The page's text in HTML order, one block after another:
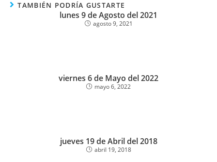
TAMBIÉN PODRÍA GUSTARTE
lunes 9 de Agosto del 2021
agosto 9, 2021
viernes 6 de Mayo del 2022
mayo 6, 2022
jueves 19 de Abril del 2018
abril 19, 2018